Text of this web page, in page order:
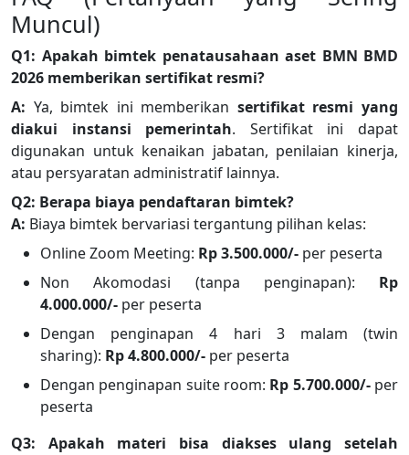
Muncul)
Q1: Apakah bimtek penatausahaan aset BMN BMD
2026 memberikan sertifikat resmi?
A: Ya, bimtek ini memberikan sertifikat resmi yang
diakui instansi pemerintah. Sertifikat ini dapat
digunakan untuk kenaikan jabatan, penilaian kinerja,
atau persyaratan administratif lainnya.
Q2: Berapa biaya pendaftaran bimtek?
A: Biaya bimtek bervariasi tergantung pilihan kelas:
Online Zoom Meeting: Rp 3.500.000/- per peserta
Non Akomodasi (tanpa penginapan):
Rp
4.000.000/- per peserta
Dengan penginapan 4 hari 3 malam (twin
sharing): Rp 4.800.000/- per peserta
Dengan penginapan suite room: Rp 5.700.000/- per
peserta
Q3: Apakah materi bisa diakses ulang setelah